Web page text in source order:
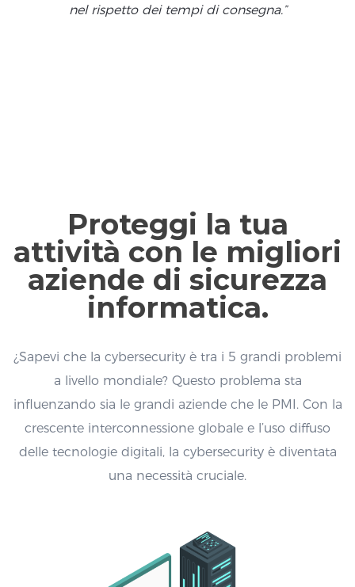
nel rispetto dei tempi di consegna.”
Proteggi la tua
attività con le migliori
aziende di sicurezza
informatica.
¿Sapevi che la cybersecurity è tra i 5 grandi problemi
a livello mondiale? Questo problema sta
influenzando sia le grandi aziende che le PMI. Con la
crescente interconnessione globale e l’uso diffuso
delle tecnologie digitali, la cybersecurity è diventata
una necessità cruciale.